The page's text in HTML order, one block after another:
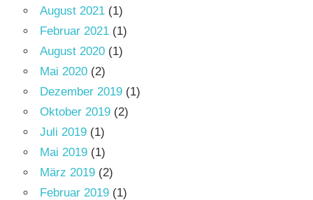
August 2021 (1)
Februar 2021 (1)
August 2020 (1)
Mai 2020 (2)
Dezember 2019 (1)
Oktober 2019 (2)
Juli 2019 (1)
Mai 2019 (1)
März 2019 (2)
Februar 2019 (1)